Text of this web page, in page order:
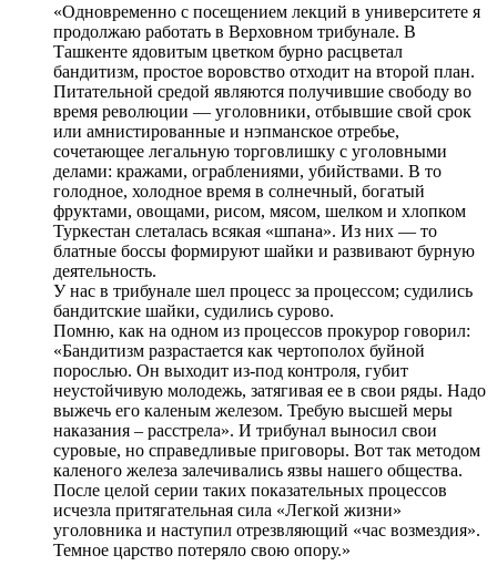
«Одновременно с посещением лекций в университете я
продолжаю работать в Верховном трибунале. В
Ташкенте ядовитым цветком бурно расцветал
бандитизм, простое воровство отходит на второй план.
Питательной средой являются получившие свободу во
время революции — уголовники, отбывшие свой срок
или амнистированные и нэпманское отребье,
сочетающее легальную торговлишку с уголовными
делами: кражами, ограблениями, убийствами. В то
голодное, холодное время в солнечный, богатый
фруктами, овощами, рисом, мясом, шелком и хлопком
Туркестан слеталась всякая «шпана». Из них — то
блатные боссы формируют шайки и развивают бурную
деятельность.
У нас в трибунале шел процесс за процессом; судились
бандитские шайки, судились сурово.
Помню, как на одном из процессов прокурор говорил:
«Бандитизм разрастается как чертополох буйной
порослью. Он выходит из-под контроля, губит
неустойчивую молодежь, затягивая ее в свои ряды. Надо
выжечь его каленым железом. Требую высшей меры
наказания – расстрела». И трибунал выносил свои
суровые, но справедливые приговоры. Вот так методом
каленого железа залечивались язвы нашего общества.
После целой серии таких показательных процессов
исчезла притягательная сила «Легкой жизни»
уголовника и наступил отрезвляющий «час возмездия».
Темное царство потеряло свою опору.»